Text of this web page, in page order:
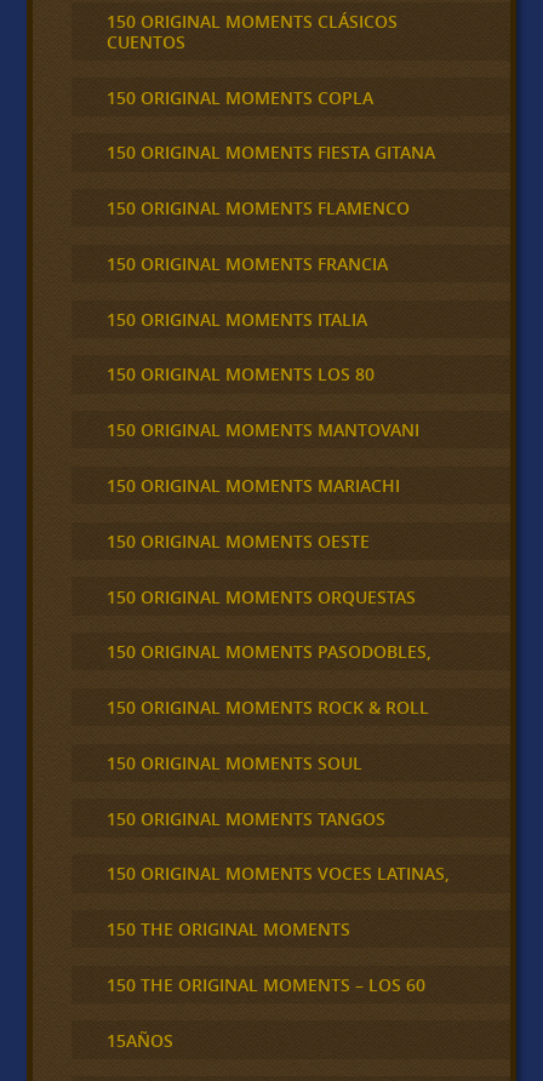
150 ORIGINAL MOMENTS CLÁSICOS
CUENTOS
150 ORIGINAL MOMENTS COPLA
150 ORIGINAL MOMENTS FIESTA GITANA
150 ORIGINAL MOMENTS FLAMENCO
150 ORIGINAL MOMENTS FRANCIA
150 ORIGINAL MOMENTS ITALIA
150 ORIGINAL MOMENTS LOS 80
150 ORIGINAL MOMENTS MANTOVANI
150 ORIGINAL MOMENTS MARIACHI
150 ORIGINAL MOMENTS OESTE
150 ORIGINAL MOMENTS ORQUESTAS
150 ORIGINAL MOMENTS PASODOBLES,
150 ORIGINAL MOMENTS ROCK & ROLL
150 ORIGINAL MOMENTS SOUL
150 ORIGINAL MOMENTS TANGOS
150 ORIGINAL MOMENTS VOCES LATINAS,
150 THE ORIGINAL MOMENTS
150 THE ORIGINAL MOMENTS – LOS 60
15AÑOS